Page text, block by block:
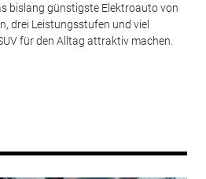
bislang günstigste Elektroauto von
drei Leistungsstufen und viel
für den Alltag attraktiv machen.